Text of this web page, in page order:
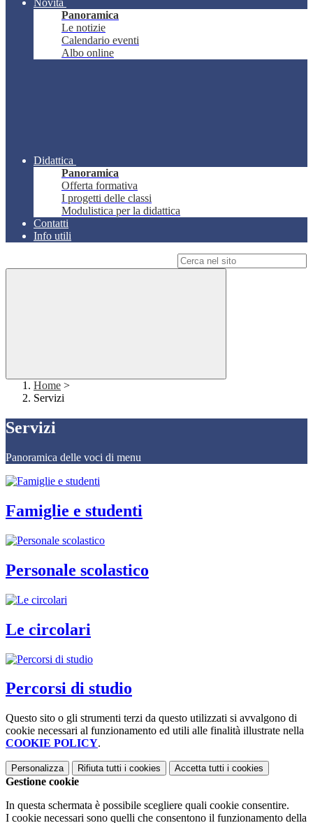
Novità
Panoramica
Le notizie
Calendario eventi
Albo online
Didattica
Panoramica
Offerta formativa
I progetti delle classi
Modulistica per la didattica
Contatti
Info utili
Home >
Servizi
Servizi
Panoramica delle voci di menu
Famiglie e studenti
Personale scolastico
Le circolari
Percorsi di studio
Questo sito o gli strumenti terzi da questo utilizzati si avvalgono di
cookie necessari al funzionamento ed utili alle finalità illustrate nella
COOKIE POLICY.
Personalizza Rifiuta tutti i cookies Accetta tutti i cookies
Gestione cookie
In questa schermata è possibile scegliere quali cookie consentire.
I cookie necessari sono quelli che consentono il funzionamento della